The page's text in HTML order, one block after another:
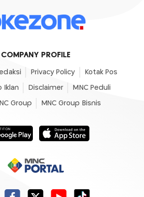
COMPANY PROFILE
Privacy Policy Kotak Pos
Iklan Disclaimer MNC Peduli
Group MNC Group Bisnis